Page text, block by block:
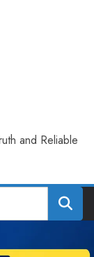
and Reliable